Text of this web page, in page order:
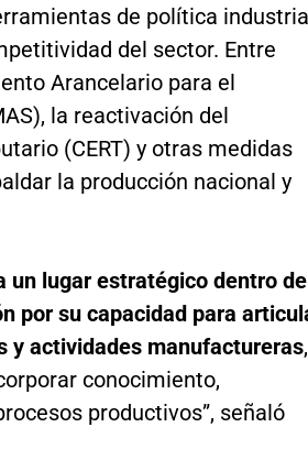
de política
del sector. Entre
Arancelario para el
la reactivación del
(CERT) y otras medidas
la producción nacional y
un lugar estratégico dentro de
por su capacidad para
y actividades manufactureras,
conocimiento,
productivos”, señaló